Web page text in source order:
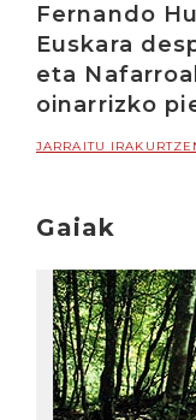
Fernando
Euskara
eta
oinarrizko
JARRAITU
Gaiak